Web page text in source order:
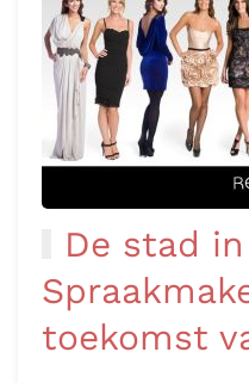
De stad in
toekomst